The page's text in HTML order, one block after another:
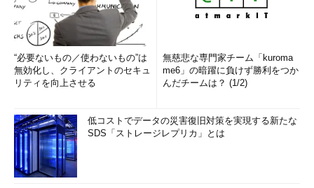
出来杉マネージャの発言
「それは品質と無関係だと考えます。顧客
の要求と一致したものをきっちりと作り上
げることが重要なのです」
矢見雲マネージャは、
「システムとして品質を高めるために、われわれが考えて便利
な機能やレポートを開発に盛り込んだ」
“必要ないもの／使わないもの”は
無効化し、クライアントのセキュ
リティを向上させる
無慈悲な専門家チーム「kuroma
me6」の暗躍に負けず勝利をつか
んだチームは？ (1/2)
低コストでデータの災害復旧対策を実現する新たな
SDS「ストレージレプリカ」とは